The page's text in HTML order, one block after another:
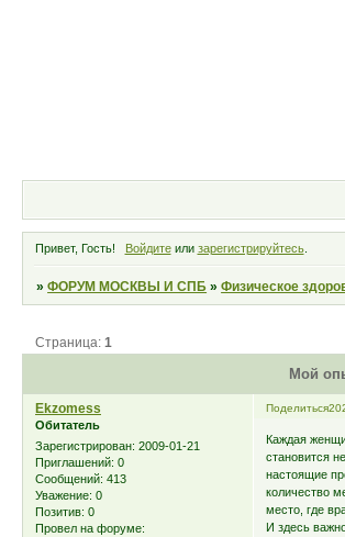
Привет, Гость! Войдитеили зарегистрируйтесь.
»ФОРУМ МОСКВЫ И СПБ »Физическое
Мой
Страница:1
Поделиться
Ekzomess
Обитатель
Зарегистрирован: 2009-01-21
Приглашений: 0
Сообщений: 413
Уважение: 0
Позитив: 0
Провел на форуме:
Каждая
становится
настоящие
количество
место, где
И здесь